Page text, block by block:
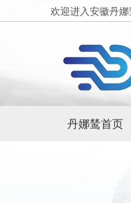
欢迎进入安徽丹
丹娜鸶首页